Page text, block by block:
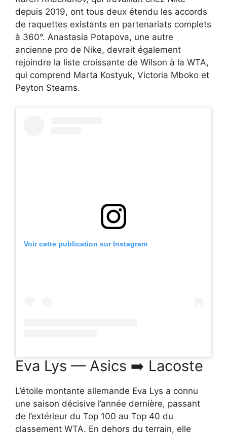
depuis 2019, ont tous deux étendu les accords
de raquettes existants en partenariats complets
à 360°. Anastasia Potapova, une autre
ancienne pro de Nike, devrait également
rejoindre la liste croissante de Wilson à la WTA,
qui comprend Marta Kostyuk, Victoria Mboko et
Peyton Stearns.
Voir cette publication sur Instagram
Eva Lys — Asics ➡️ Lacoste
L’étoile montante allemande Eva Lys a connu
une saison décisive l’année dernière, passant
de l’extérieur du Top 100 au Top 40 du
classement WTA. En dehors du terrain, elle